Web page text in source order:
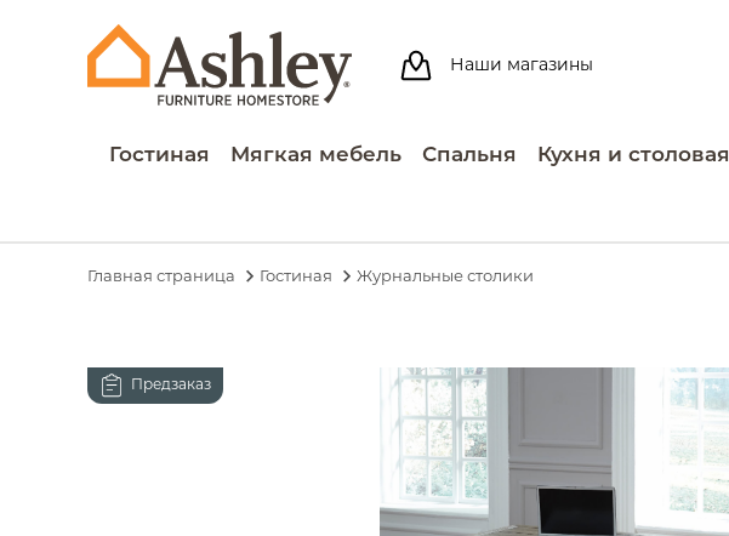
Наши магазины
Гостиная Мягкая мебель Спальня Кухня и столовая
Главная страница Гостиная Журнальные столики
Предзаказ